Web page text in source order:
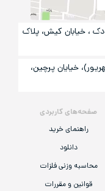
صفحه‌های کاربردی
راهنمای خرید
دانلود
محاسبه وزنی فلزات
قوانین و مقررات
، خیابان کیش، پلاک
شادآباد، خیابان شهید طارمی (۱۷ شهریور)، خیایان پرچین،